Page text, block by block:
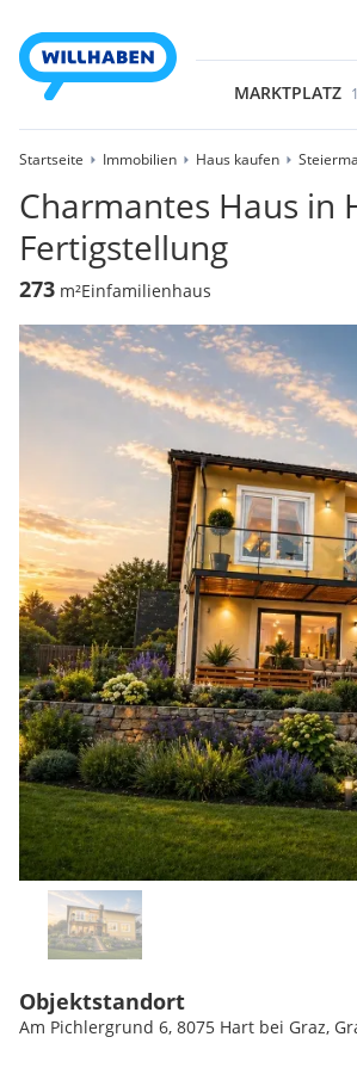
MARKTPLATZ
Startseite Immobilien Haus kaufen
Charmantes Haus in
Fertigstellung
273 m²Einfamilienhaus
Objektstandort
Am Pichlergrund 6, 8075 Hart bei Graz,